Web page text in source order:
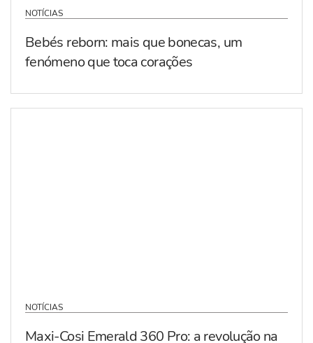
NOTÍCIAS
Bebés reborn: mais que bonecas, um
fenómeno que toca corações
NOTÍCIAS
Maxi-Cosi Emerald 360 Pro: a revolução na